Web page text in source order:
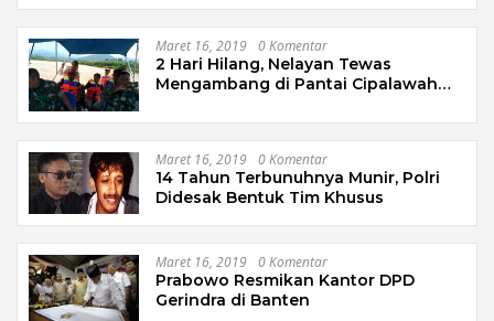
Maret 16, 2019 0 Komentar
2 Hari Hilang, Nelayan Tewas
Mengambang di Pantai Cipalawah
Maret 16, 2019 0 Komentar
14 Tahun Terbunuhnya Munir, Polri
Didesak Bentuk Tim Khusus
Maret 16, 2019 0 Komentar
Prabowo Resmikan Kantor DPD
Gerindra di Banten